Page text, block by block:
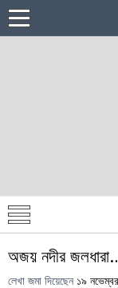
অজয় নদীর
লেখা জমা দিয়েছেন ১৯